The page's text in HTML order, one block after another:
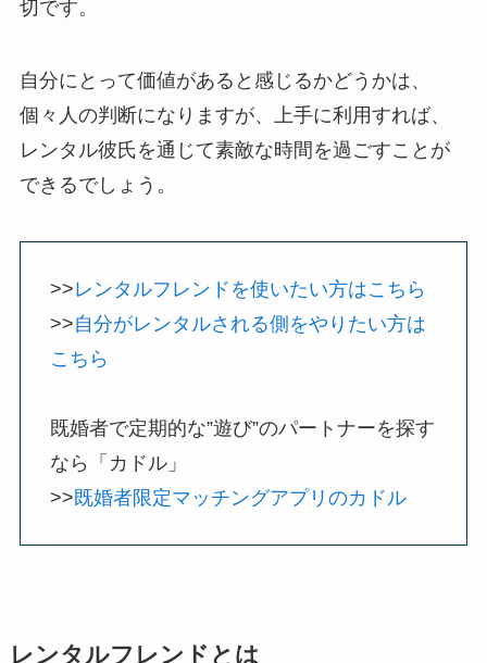
切です。
自分にとって価値があると感じるかどうかは、
個々人の判断になりますが、上手に利用すれば、
レンタル彼氏を通じて素敵な時間を過ごすことが
できるでしょう。
>>レンタルフレンドを使いたい方はこちら
>>自分がレンタルされる側をやりたい方は
こちら
既婚者で定期的な”遊び”のパートナーを探す
なら「カドル」
>>既婚者限定マッチングアプリのカドル
レンタルフレンドとは